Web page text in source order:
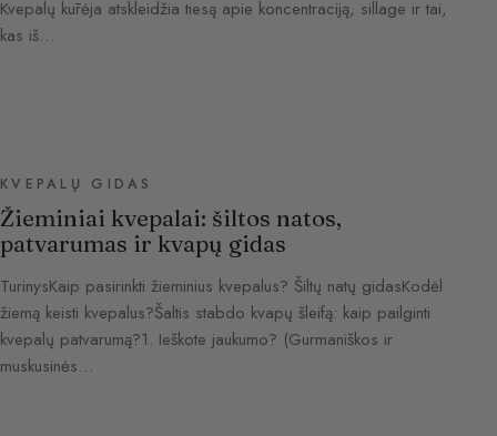
Kvepalų kūrėja atskleidžia tiesą apie koncentraciją, sillage ir tai,
kas iš…
KVEPALŲ GIDAS
Žieminiai kvepalai: šiltos natos,
patvarumas ir kvapų gidas
TurinysKaip pasirinkti žieminius kvepalus? Šiltų natų gidasKodėl
žiemą keisti kvepalus?Šaltis stabdo kvapų šleifą: kaip pailginti
kvepalų patvarumą?1. Ieškote jaukumo? (Gurmaniškos ir
muskusinės…